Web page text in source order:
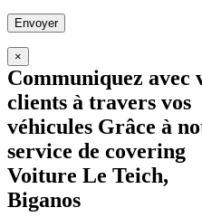
×
Communiquez avec
clients à travers vos
véhicules Grâce à
service de covering
Voiture Le Teich,
Biganos